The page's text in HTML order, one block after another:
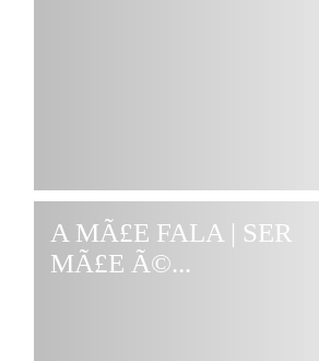
A MÃ£E FALA | SER
MÃ£E Ã©...